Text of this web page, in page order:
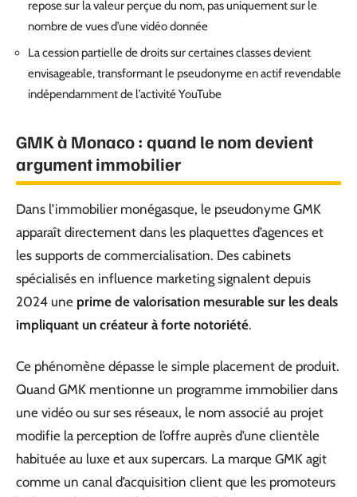
repose sur la valeur perçue du nom, pas uniquement sur le
nombre de vues d’une vidéo donnée
La cession partielle de droits sur certaines classes devient
envisageable, transformant le pseudonyme en actif revendable
indépendamment de l’activité YouTube
GMK à Monaco : quand le nom devient
argument immobilier
Dans l’immobilier monégasque, le pseudonyme GMK
apparaît directement dans les plaquettes d’agences et
les supports de commercialisation. Des cabinets
spécialisés en influence marketing signalent depuis
2024 une prime de valorisation mesurable sur les deals
impliquant un créateur à forte notoriété.
Ce phénomène dépasse le simple placement de produit.
Quand GMK mentionne un programme immobilier dans
une vidéo ou sur ses réseaux, le nom associé au projet
modifie la perception de l’offre auprès d’une clientèle
habituée au luxe et aux supercars. La marque GMK agit
comme un canal d’acquisition client que les promoteurs